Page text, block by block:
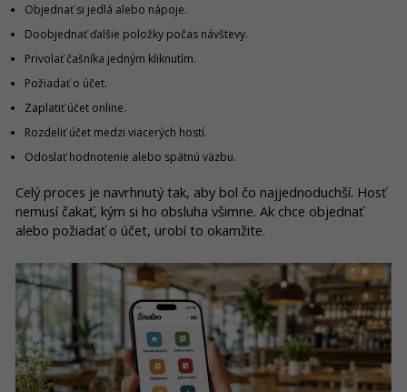
Objednať si jedlá alebo nápoje.
Doobjednať ďalšie položky počas návštevy.
Privolať čašníka jedným kliknutím.
Požiadať o účet.
Zaplatiť účet online.
Rozdeliť účet medzi viacerých hostí.
Odoslať hodnotenie alebo spätnú väzbu.
Celý proces je navrhnutý tak, aby bol čo najjednoduchší. Hosť
nemusí čakať, kým si ho obsluha všimne. Ak chce objednať
alebo požiadať o účet, urobí to okamžite.